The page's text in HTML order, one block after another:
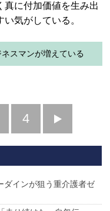
真に付加価値を生み出
気がしている。
スマンが増えている
4
へ
ダインが狙う重介護者ゼ